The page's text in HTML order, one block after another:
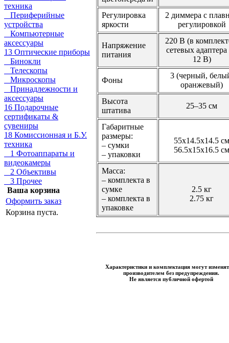
техника
Периферийные
устройства
Компьютерные
аксессуары
13 Оптические приборы
Бинокли
Телескопы
Микроскопы
Принадлежности и
аксессуары
16 Подарочные
сертификаты &
сувениры
18 Комиссионная и Б.У.
техника
1 Фотоаппараты и
видеокамеры
2 Объективы
3 Прочее
Ваша корзина
Оформить заказ
Корзина пуста.
Регулировка
яркости
2 диммера с
регулировкой
Напряжение
питания
220 В (в
сетевых адаптера
12 В)
Фоны
3 (черный,
оранжевый)
Высота
штатива
25–35 см
Габаритные
размеры:
– сумки
– упаковки
55х14.5х14.5 см
56.5х15х16.5 см
Масса:
– комплекта в
сумке
– комплекта в
упаковке
2.5 кг
2.75 кг
Характеристики и комплектация могут
производителем без предупреждения.
Не является публичной офертой